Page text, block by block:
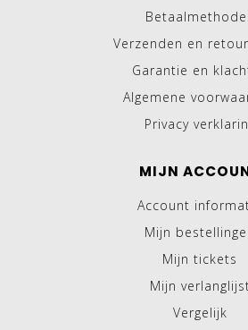
Verzenden en
Garantie en
Algemene
Privacy
MIJN
Account
Mijn
Mijn tickets
Mijn
Vergelijk